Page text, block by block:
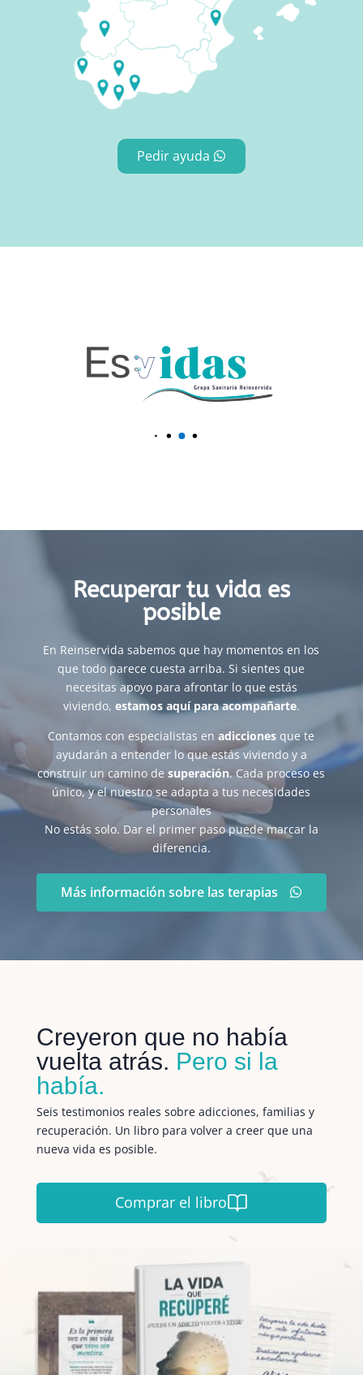
Pedir ayuda
Recuperar tu vida es
posible
En Reinservida sabemos que hay momentos en los
que todo parece cuesta arriba. Si sientes que
necesitas apoyo para afrontar lo que estás
viviendo, estamos aquí para acompañarte.
Contamos con especialistas enadicciones que te
ayudarán a entender lo que estás viviendo y a
construir un camino desuperación. Cada proceso es
único, y el nuestro se adapta a tus necesidades
personales
No estás solo. Dar el primer paso puede marcar la
diferencia.
Más información sobre las terapias
Creyeron que no había
vuelta atrás. Pero si la
había.
Seis testimonios reales sobre adicciones, familias y
recuperación. Un libro para volver a creer que una
nueva vida es posible.
Comprar el libro